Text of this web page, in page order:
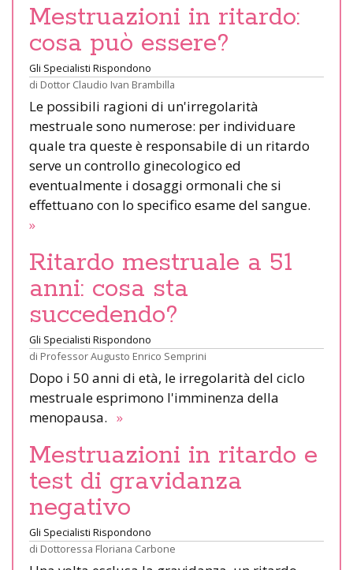
Mestruazioni in ritardo:
cosa può essere?
Gli Specialisti Rispondono
di Dottor Claudio Ivan Brambilla
Le possibili ragioni di un'irregolarità
mestruale sono numerose: per individuare
quale tra queste è responsabile di un ritardo
serve un controllo ginecologico ed
eventualmente i dosaggi ormonali che si
effettuano con lo specifico esame del sangue.
»
Ritardo mestruale a 51
anni: cosa sta
succedendo?
Gli Specialisti Rispondono
di Professor Augusto Enrico Semprini
Dopo i 50 anni di età, le irregolarità del ciclo
mestruale esprimono l'imminenza della
menopausa. »
Mestruazioni in ritardo e
test di gravidanza
negativo
Gli Specialisti Rispondono
di Dottoressa Floriana Carbone